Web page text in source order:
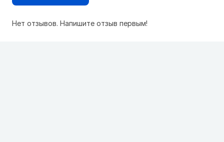
Нет отзывов. Напишите отзыв первым!